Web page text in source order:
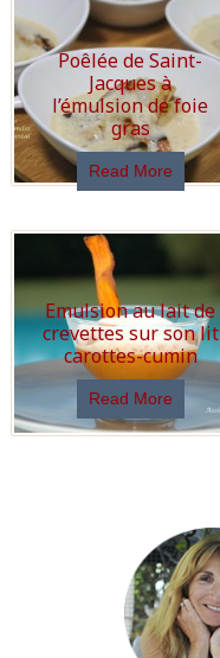
Poêlée de Saint-
Jacques à
l’émulsion de foie
gras
Read More
Emulsion au lait de
crevettes sur son lit
carottes-cumin
Read More